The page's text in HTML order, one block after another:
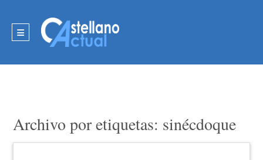
Archivo por etiquetas: sinécdoque